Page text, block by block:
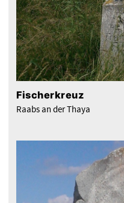
Fischerkreuz
Raabs an der Thaya